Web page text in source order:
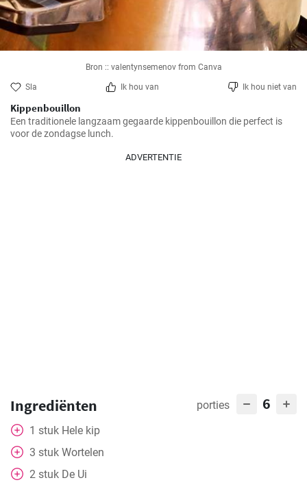
Bron :: valentynsemenov from Canva
Sla Ik hou van Ik hou niet van
Kippenbouillon
Een traditionele langzaam gegaarde kippenbouillon die perfect is
voor de zondagse lunch.
ADVERTENTIE
Ingrediënten porties 6
1 stuk Hele kip
3 stuk Wortelen
2 stuk De Ui